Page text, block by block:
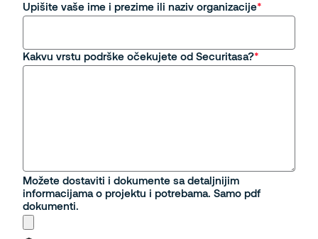
Upišite vaše ime i prezime ili naziv organizacije
Kakvu vrstu podrške očekujete od Securitasa?
Možete dostaviti i dokumente sa detaljnijim
informacijama o projektu i potrebama. Samo pdf
dokumenti.